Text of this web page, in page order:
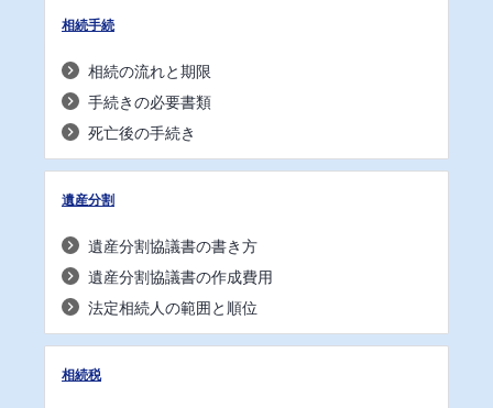
相続手続
相続の流れと期限
手続きの必要書類
死亡後の手続き
遺産分割
遺産分割協議書の書き方
遺産分割協議書の作成費用
法定相続人の範囲と順位
相続税